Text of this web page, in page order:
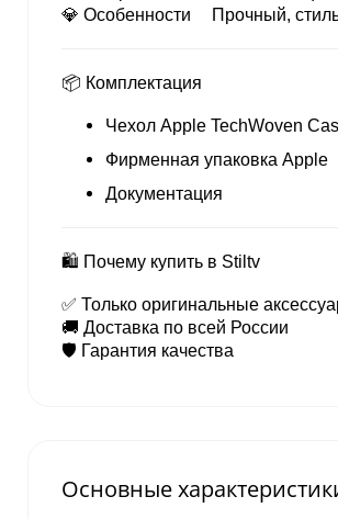
💎 Особенности
Прочный,
📦 Комплектация
Чехол Apple TechWoven
Фирменная упаковка Apple
Документация
🛍 Почему купить в Stiltv
✅ Только оригинальные
🚚 Доставка по всей России
🛡 Гарантия качества
Основные